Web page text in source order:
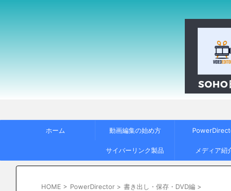
ホーム 動画編集の始め方
サイバーリンク製品 メディア紹
HOME > PowerDirector > 書き出し・保存・DVD編 >